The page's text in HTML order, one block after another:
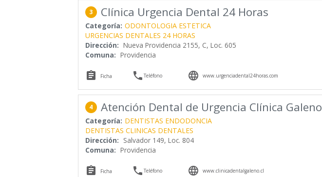
3 Clínica Urgencia Dental 24 Horas
Categoría: ODONTOLOGIA ESTETICA
URGENCIAS DENTALES 24 HORAS
Dirección: Nueva Providencia 2155, C, Loc. 605
Comuna: Providencia
 Ficha Teléfono  www.urgenciadental24horas.com
4 Atención Dental de Urgencia Clínica Galeno
Categoría: DENTISTAS ENDODONCIA
DENTISTAS CLINICAS DENTALES
Dirección: Salvador 149, Loc. 804
Comuna: Providencia
 Ficha Teléfono  www.clinicadentalgaleno.cl